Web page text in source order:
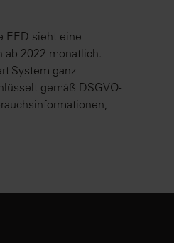
EED sieht eine
ab 2022 monatlich.
System ganz
gemäß DSGVO-